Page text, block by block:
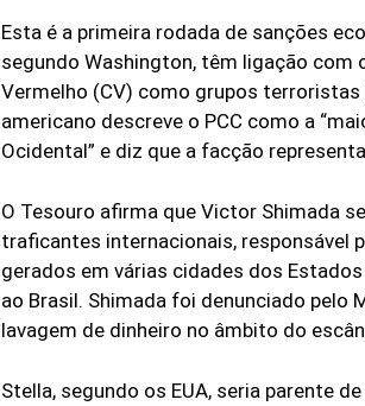
Esta é a primeira rodada de sanções
segundo Washington, têm ligação com
Vermelho (CV) como grupos
americano descreve o PCC como a
Ocidental” e diz que a facção
O Tesouro afirma que Victor Shimada
traficantes internacionais, responsável
gerados em várias cidades dos
ao Brasil. Shimada foi denunciado pelo
lavagem de dinheiro no âmbito do
Stella, segundo os EUA, seria parente